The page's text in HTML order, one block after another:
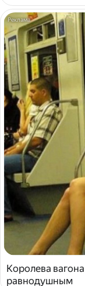
Королева
равнодушным